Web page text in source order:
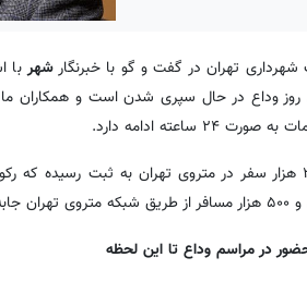
تهران در گفت و گو با خبرنگارشهربا
ادامه دارد.
وی افزود: تا کنون حدود ۱۰ میلیون و ۳۰۰ هزار سفر در متروی